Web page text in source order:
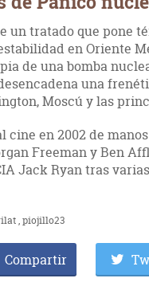
un tratado que pone
en Oriente
de una bomba
una
Moscú y las
cine en 2002 de
Freeman y Ben
Jack Ryan tras
piojillo23
Compartir